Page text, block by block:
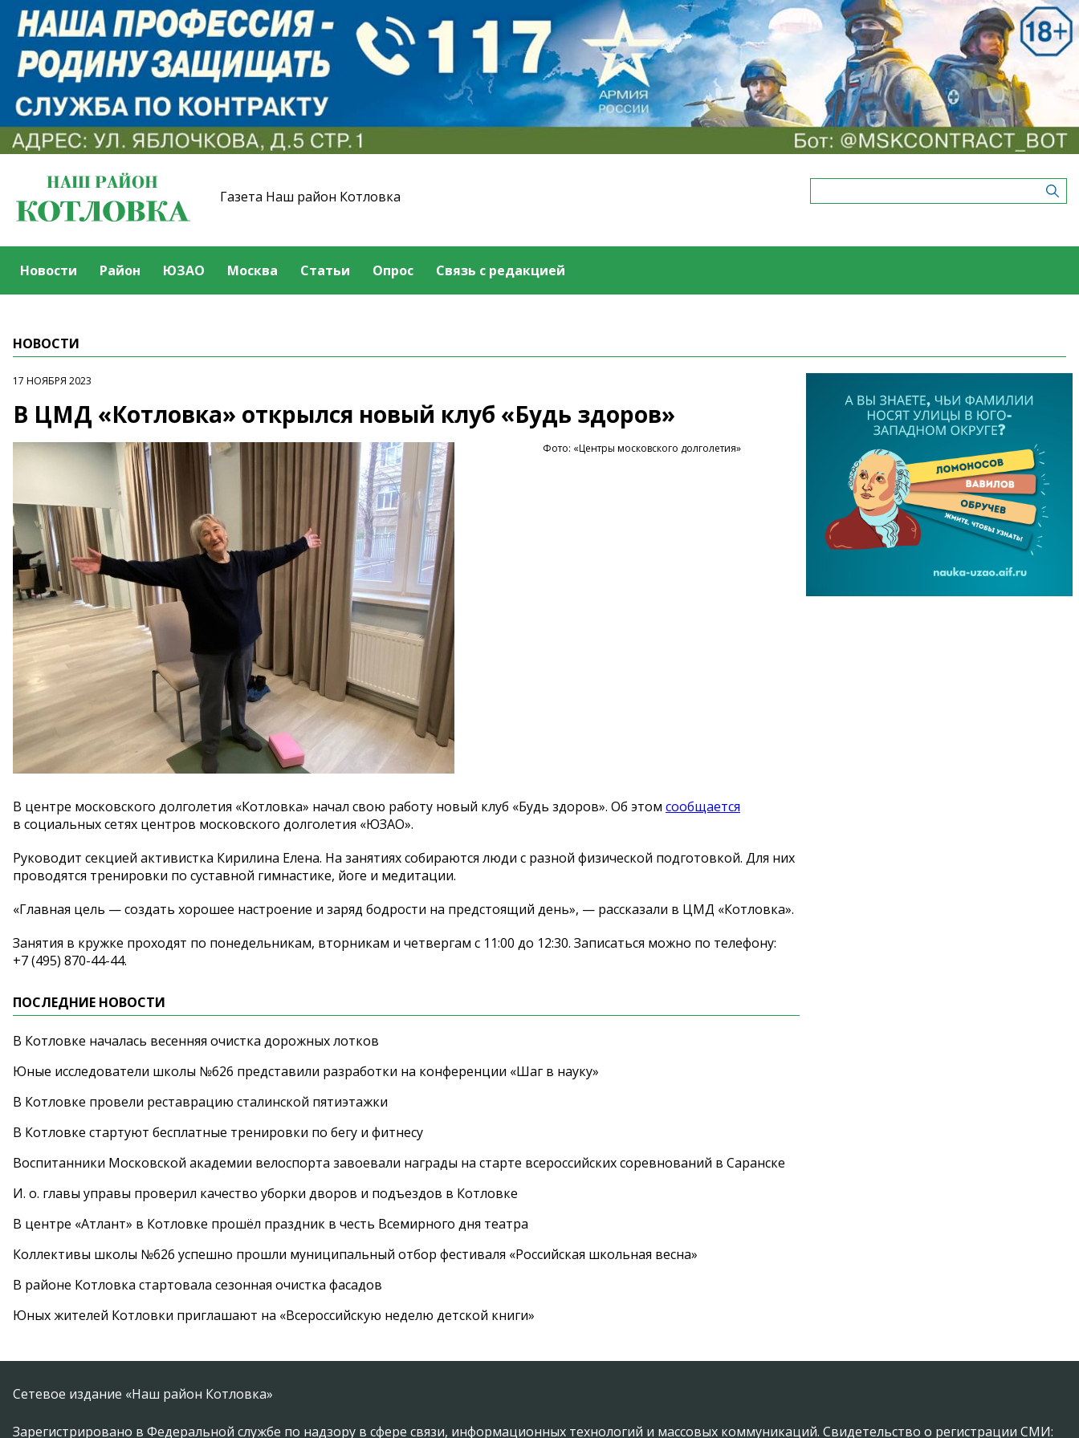
Газета Наш район Котловка
Новости Район ЮЗАО Москва Статьи Опрос Связь с редакцией
НОВОСТИ
17 НОЯБРЯ 2023
В ЦМД «Котловка» открылся новый клуб «Будь здоров»
Фото: «Центры московского долголетия»
В центре московского долголетия «Котловка» начал свою работу новый клуб «Будь здоров». Об этом сообщается
в социальных сетях центров московского долголетия «ЮЗАО».
Руководит секцией активистка Кирилина Елена. На занятиях собираются люди с разной физической подготовкой. Для них
проводятся тренировки по суставной гимнастике, йоге и медитации.
«Главная цель —создать хорошее настроение и заряд бодрости на предстоящий день», — рассказали в ЦМД «Котловка».
Занятия в кружке проходят по понедельникам, вторникам и четвергам с 11:00 до 12:30. Записаться можно по телефону:
+7 (495) 870-44-44.
ПОСЛЕДНИЕ НОВОСТИ
В Котловке началась весенняя очистка дорожных лотков
Юные исследователи школы №626 представили разработки на конференции «Шаг в науку»
В Котловке провели реставрацию сталинской пятиэтажки
В Котловке стартуют бесплатные тренировки по бегу и фитнесу
Воспитанники Московской академии велоспорта завоевали награды на старте всероссийских соревнований в Саранске
И. о. главы управы проверил качество уборки дворов и подъездов в Котловке
В центре «Атлант» в Котловке прошёл праздник в честь Всемирного дня театра
Коллективы школы №626 успешно прошли муниципальный отбор фестиваля «Российская школьная весна»
В районе Котловка стартовала сезонная очистка фасадов
Юных жителей Котловки приглашают на «Всероссийскую неделю детской книги»
Сетевое издание «Наш район Котловка»
Зарегистрировано в Федеральной службе по надзору в сфере связи, информационных технологий и массовых коммуникаций. Свидетельство о регистрации СМИ: